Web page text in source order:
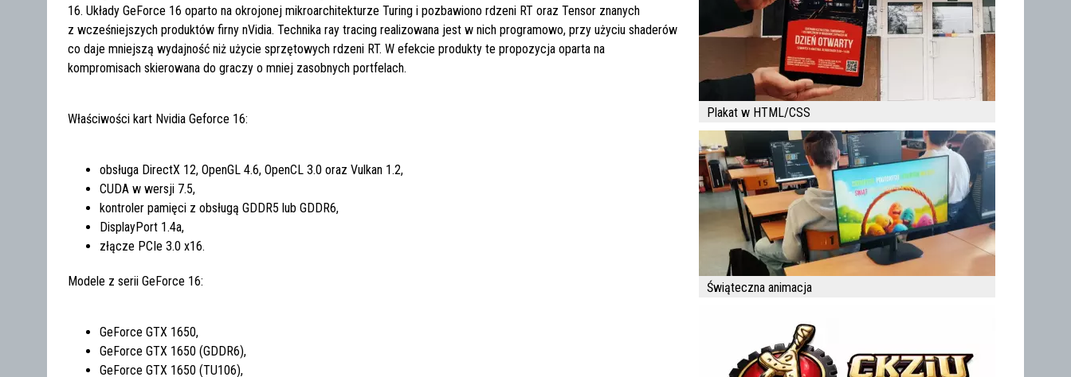
16. Układy GeForce 16 oparto na okrojonej mikroarchitekturze Turing i pozbawiono rdzeni RT oraz Tensor znanych
z wcześniejszych produktów firny nVidia. Technika ray tracing realizowana jest w nich programowo, przy użyciu shaderów
co daje mniejszą wydajność niż użycie sprzętowych rdzeni RT. W efekcie produkty te propozycja oparta na
kompromisach skierowana do graczy o mniej zasobnych portfelach.
Właściwości kart Nvidia Geforce 16:
obsługa DirectX 12, OpenGL 4.6, OpenCL 3.0 oraz Vulkan 1.2,
CUDA w wersji 7.5,
kontroler pamięci z obsługą GDDR5 lub GDDR6,
DisplayPort 1.4a,
złącze PCIe 3.0 x16.
Modele z serii GeForce 16:
GeForce GTX 1650,
GeForce GTX 1650 (GDDR6),
GeForce GTX 1650 (TU106),
Plakat w HTML/CSS
Świąteczna animacja